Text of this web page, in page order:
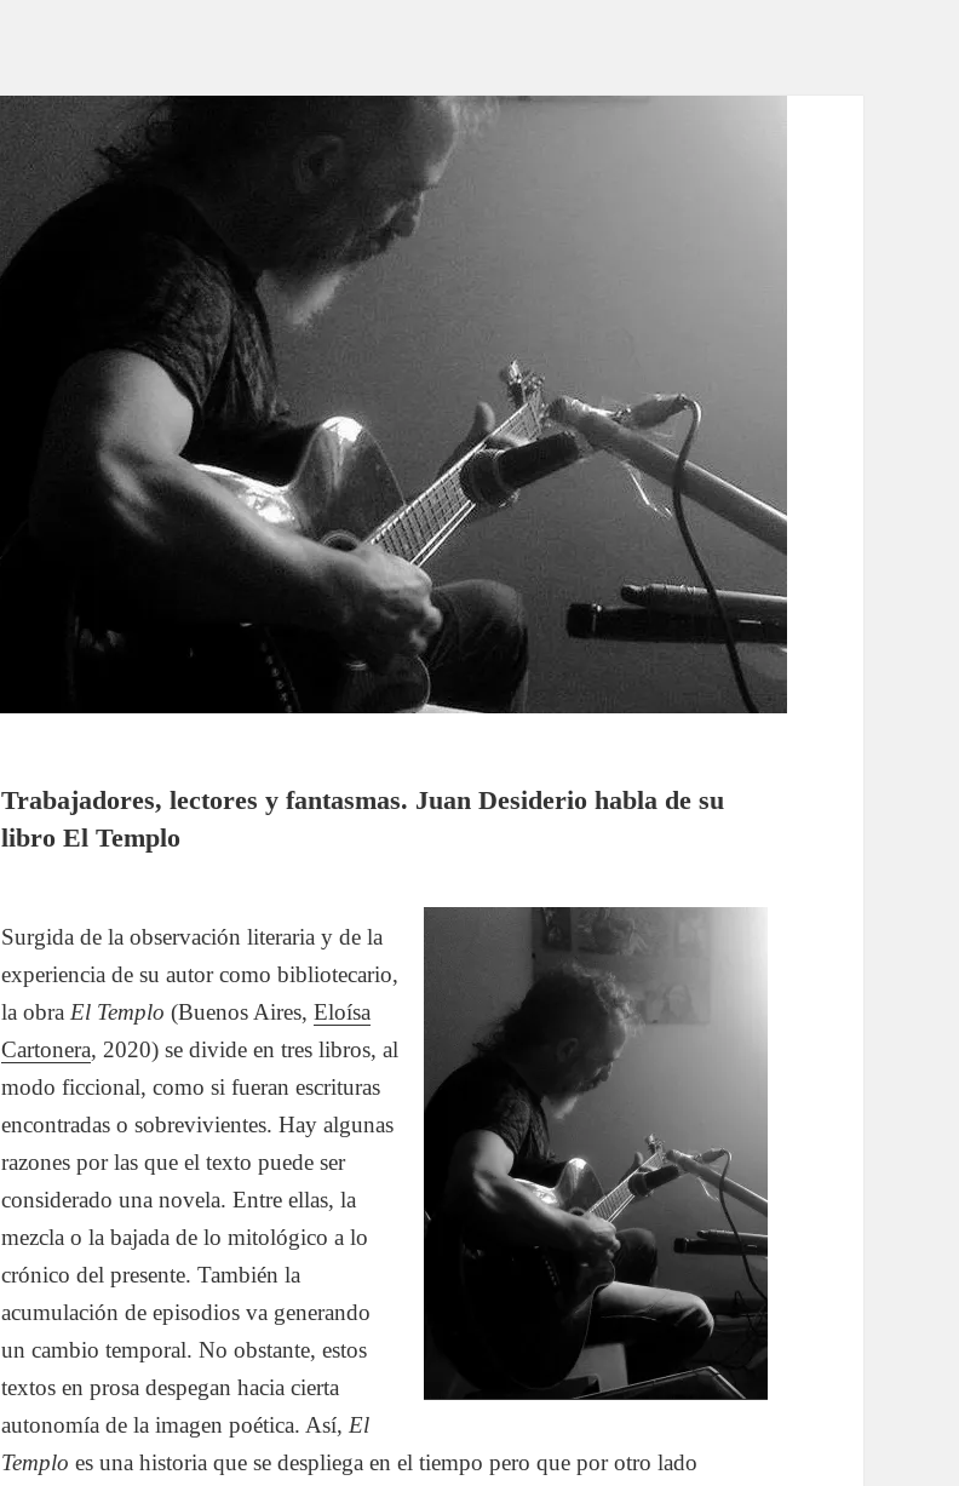
Trabajadores, lectores y fantasmas. Juan Desiderio habla de su
libro El Templo
Surgida de la observación literaria y de la
experiencia de su autor como bibliotecario,
la obra El Templo (Buenos Aires,Eloísa
Cartonera, 2020) se divide en tres libros, al
modo ficcional, como si fueran escrituras
encontradas o sobrevivientes. Hay algunas
razones por las que el texto puede ser
considerado una novela. Entre ellas, la
mezcla o la bajada de lo mitológico a lo
crónico del presente. También la
acumulación de episodios va generando
un cambio temporal. No obstante, estos
textos en prosa despegan hacia cierta
autonomía de la imagen poética. Así, El
Templo es una historia que se despliega en el tiempo pero que por otro lado